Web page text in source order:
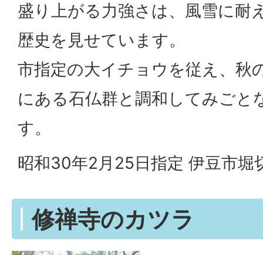
盛り上がる力強さは、風雪に耐
歴史を見せています。
市指定の大イチョウを従え、秋
にある石仏群と調和してみごと
す。
昭和30年2月25日指定 伊豆市堀
修禅寺のカツラ